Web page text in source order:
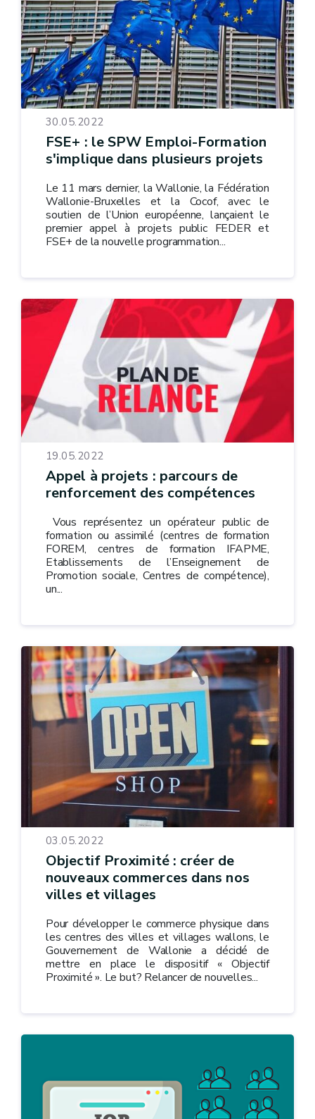
30.05.2022
FSE+ : le SPW Emploi-Formation
s'implique dans plusieurs projets
Le 11 mars dernier, la Wallonie, la Fédération
Wallonie-Bruxelles et la Cocof, avec le
soutien de l’Union européenne, lançaient le
premier appel à projets public FEDER et
FSE+ de la nouvelle programmation...
19.05.2022
Appel à projets : parcours de
renforcement des compétences
Vous représentez un opérateur public de
formation ou assimilé (centres de formation
FOREM, centres de formation IFAPME,
Etablissements de l’Enseignement de
Promotion sociale, Centres de compétence),
un...
03.05.2022
Objectif Proximité : créer de
nouveaux commerces dans nos
villes et villages
Pour développer le commerce physique dans
les centres des villes et villages wallons, le
Gouvernement de Wallonie a décidé de
mettre en place le dispositif « Objectif
Proximité ». Le but? Relancer de nouvelles...